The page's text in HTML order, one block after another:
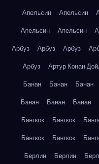
Апельсин
Апельсин
Апельсин
Апельсин
Арбуз
Арбуз Арбуз
Арбуз
Артур Конан
Банан
Банан Банан
Банан
Банан Банан
Бангкок
Бангкок
Бангкок
Бангкок
Берлин
Берлин